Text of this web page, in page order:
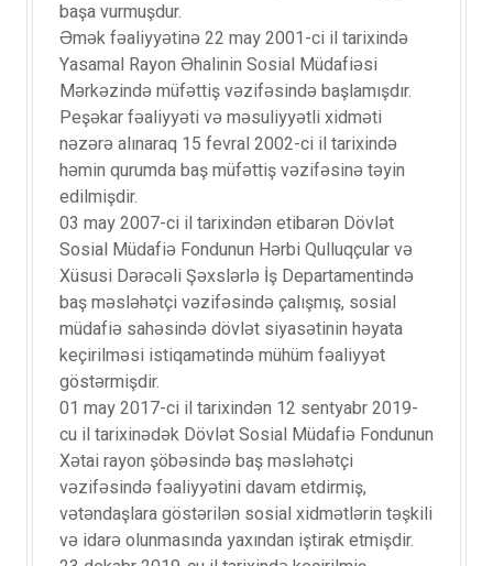
başa vurmuşdur.
Əmək fəaliyyətinə 22 may 2001-ci il tarixində
Yasamal Rayon Əhalinin Sosial Müdafiəsi
Mərkəzində müfəttiş vəzifəsində başlamışdır.
Peşəkar fəaliyyəti və məsuliyyətli xidməti
nəzərə alınaraq 15 fevral 2002-ci il tarixində
həmin qurumda baş müfəttiş vəzifəsinə təyin
edilmişdir.
03 may 2007-ci il tarixindən etibarən Dövlət
Sosial Müdafiə Fondunun Hərbi Qulluqçular və
Xüsusi Dərəcəli Şəxslərlə İş Departamentində
baş məsləhətçi vəzifəsində çalışmış, sosial
müdafiə sahəsində dövlət siyasətinin həyata
keçirilməsi istiqamətində mühüm fəaliyyət
göstərmişdir.
01 may 2017-ci il tarixindən 12 sentyabr 2019-
cu il tarixinədək Dövlət Sosial Müdafiə Fondunun
Xətai rayon şöbəsində baş məsləhətçi
vəzifəsində fəaliyyətini davam etdirmiş,
vətəndaşlara göstərilən sosial xidmətlərin təşkili
və idarə olunmasında yaxından iştirak etmişdir.